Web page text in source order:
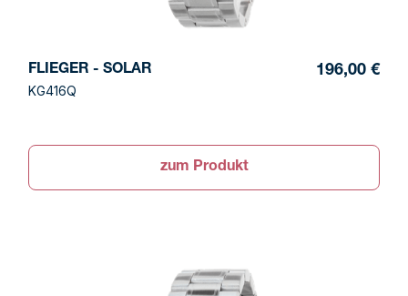
FLIEGER - SOLAR
KG416Q
196,00 €
zum Produkt